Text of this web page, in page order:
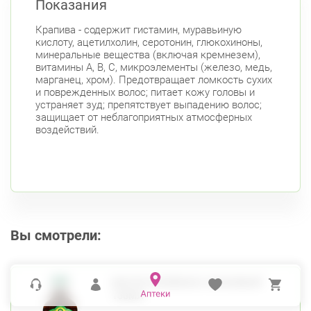
Показания
Крапива - содержит гистамин, муравьиную
кислоту, ацетилхолин, серотонин, глюкохиноны,
минеральные вещества (включая кремнезем),
витамины А, В, С, микроэлементы (железо, медь,
марганец, хром). Предотвращает ломкость сухих
и поврежденных волос; питает кожу головы и
устраняет зуд; препятствует выпадению волос;
защищает от неблагоприятных атмосферных
воздействий.
Вы смотрели:
МАСЛО РЕПЕЙНОЕ С КРАПИВОЙ
100МЛ